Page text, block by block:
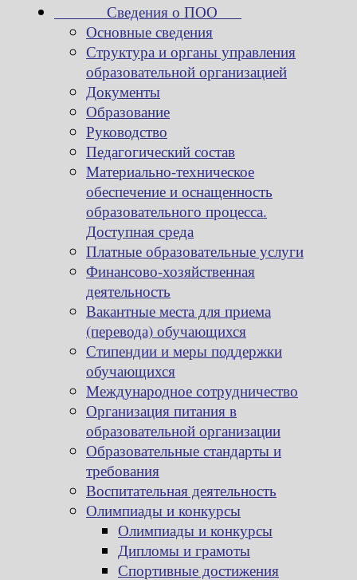
Сведения о ПОО
Основные сведения
Структура и органы управления
образовательной организацией
Документы
Образование
Руководство
Педагогический состав
Материально-техническое
обеспечение и оснащенность
образовательного процесса.
Доступная среда
Платные образовательные услуги
Финансово-хозяйственная
деятельность
Вакантные места для приема
(перевода) обучающихся
Стипендии и меры поддержки
обучающихся
Международное сотрудничество
Организация питания в
образовательной организации
Образовательные стандарты и
требования
Воспитательная деятельность
Олимпиады и конкурсы
Олимпиады и конкурсы
Дипломы и грамоты
Спортивные достижения